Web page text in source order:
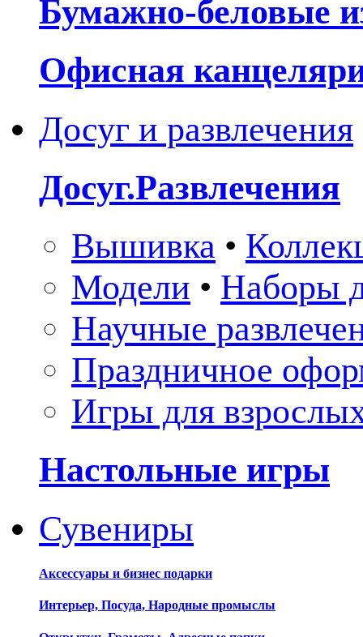
Бумажно-беловые
Офисная
Досуг и развлечения
Досуг.Развлечения
Вышивка •
Модели • Наборы
Научные
Праздничное
Игры для
Настольные игры
Сувениры
Аксессуары и бизнес подарки
Интерьер, Посуда, Народные промыслы